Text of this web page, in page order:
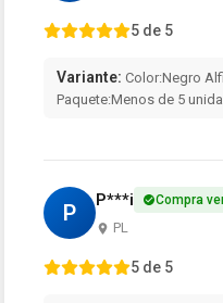
5 de 5
Variante: Color:Negro
Paquete:Menos de 5
P P***i Compra
PL
5 de 5